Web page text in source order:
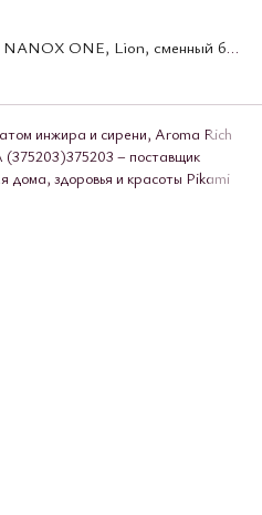
Жидкое средство для стирки, NANOX ONE, Lion, сменный блок 765 г (375456)